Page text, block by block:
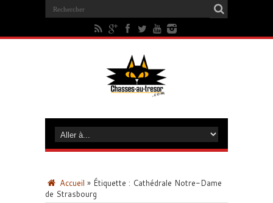
Accueil » Étiquette : Cathédrale Notre-Dame
de Strasbourg